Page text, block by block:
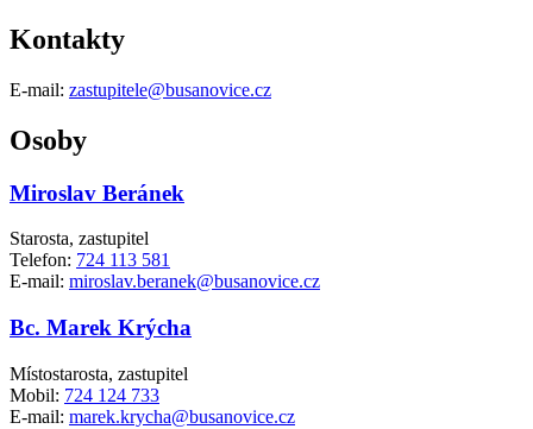
Kontakty
E-mail: zastupitele@busanovice.cz
Osoby
Miroslav Beránek
Starosta, zastupitel
Telefon: 724 113 581
E-mail: miroslav.beranek@busanovice.cz
Bc. Marek Krýcha
Místostarosta, zastupitel
Mobil: 724 124 733
E-mail: marek.krycha@busanovice.cz